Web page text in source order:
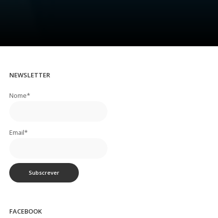
NEWSLETTER
Nome*
Email*
FACEBOOK